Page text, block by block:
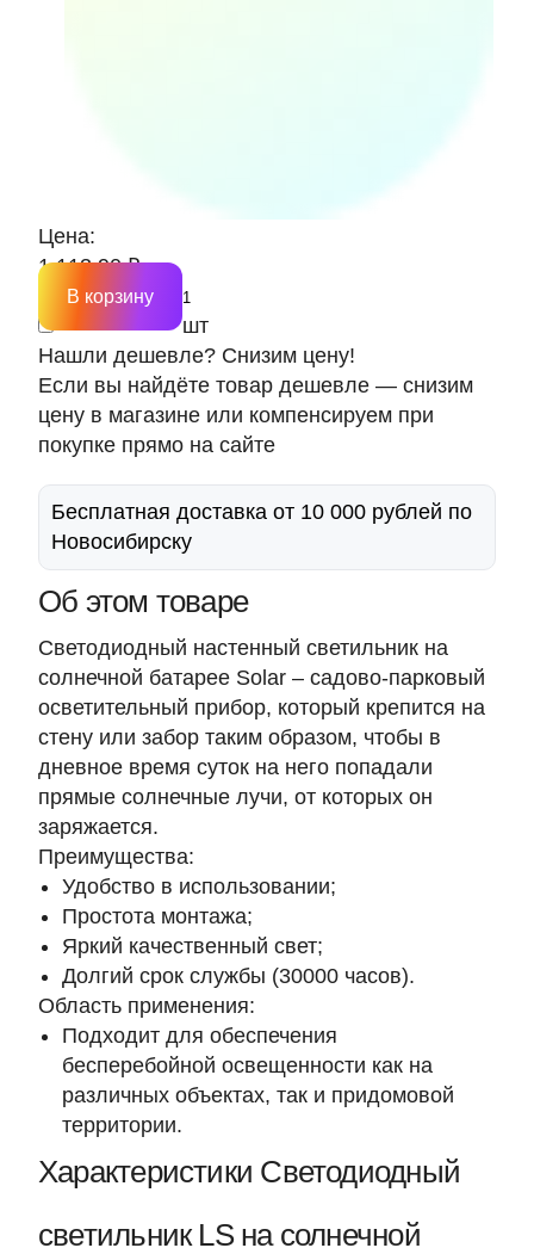
Цена:
1 113.90 ₽
шт
В корзину
Нашли дешевле? Снизим цену!
Если вы найдёте товар дешевле — снизим
цену в магазине или компенсируем при
покупке прямо на сайте
Бесплатная доставка от 10 000 рублей по
Новосибирску
Об этом товаре
Светодиодный настенный светильник на
солнечной батарее Solar – садово-парковый
осветительный прибор, который крепится на
стену или забор таким образом, чтобы в
дневное время суток на него попадали
прямые солнечные лучи, от которых он
заряжается.
Преимущества:
Удобство в использовании;
Простота монтажа;
Яркий качественный свет;
Долгий срок службы (30000 часов).
Область применения:
Подходит для обеспечения
бесперебойной освещенности как на
различных объектах, так и придомовой
территории.
Характеристики Светодиодный
светильник LS на солнечной